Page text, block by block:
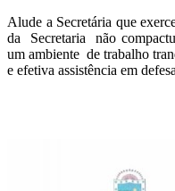
Alude a Secretária que
da Secretaria não
um ambiente de trabalho
e efetiva assistência em